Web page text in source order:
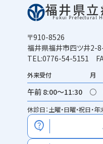
福井県
Fukui Prefectural
〒910-8526
福井県福井市四ツ井2-
TEL:0776-54-5151
外来受付 月
午前 8:00～11:30 ○
休診日：土曜・日曜・祝日・
contact_support